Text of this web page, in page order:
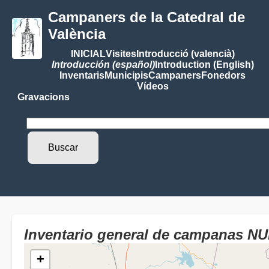
Campaners de la Catedral de
València
INICIALVisitesIntroducció (valencià)
Introducción (español)Introduction (English)
InventarisMunicipisCampanersFonedors
Vídeos
Gravacions
Inventario general de campanas
+